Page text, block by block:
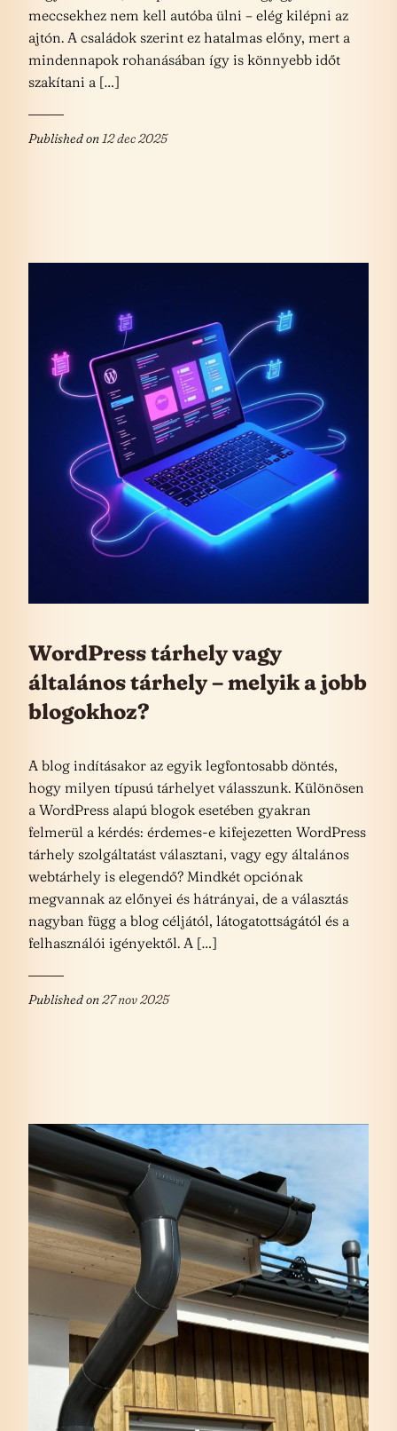
meccsekhez nem kell autóba ülni – elég kilépni az
ajtón. A családok szerint ez hatalmas előny, mert a
mindennapok rohanásában így is könnyebb időt
szakítani a […]
Published on12 dec 2025
WordPress tárhely vagy
általános tárhely – melyik a jobb
blogokhoz?
A blog indításakor az egyik legfontosabb döntés,
hogy milyen típusú tárhelyet válasszunk. Különösen
a WordPress alapú blogok esetében gyakran
felmerül a kérdés: érdemes-e kifejezetten WordPress
tárhely szolgáltatást választani, vagy egy általános
webtárhely is elegendő? Mindkét opciónak
megvannak az előnyei és hátrányai, de a választás
nagyban függ a blog céljától, látogatottságától és a
felhasználói igényektől. A […]
Published on27 nov 2025